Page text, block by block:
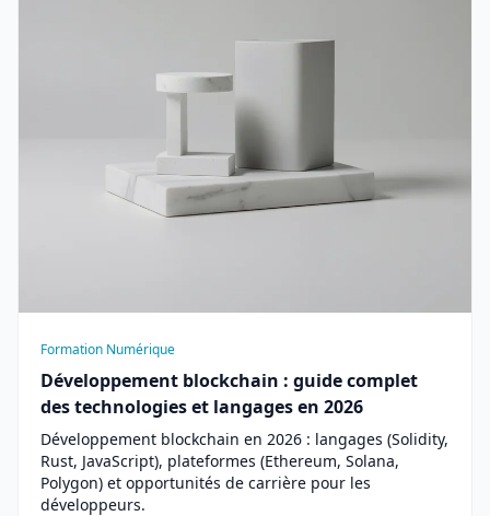
Formation Numérique
Développement blockchain : guide complet
des technologies et langages en 2026
Développement blockchain en 2026 : langages (Solidity,
Rust, JavaScript), plateformes (Ethereum, Solana,
Polygon) et opportunités de carrière pour les
développeurs.